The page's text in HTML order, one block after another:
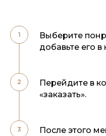
Выберите
добавьте его в
Перейдите в
«заказать».
После этого